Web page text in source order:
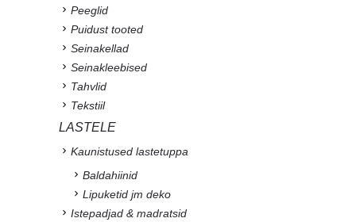
Peeglid
Puidust tooted
Seinakellad
Seinakleebised
Tahvlid
Tekstiil
LASTELE
Kaunistused lastetuppa
Baldahiinid
Lipuketid jm deko
Istepadjad & madratsid